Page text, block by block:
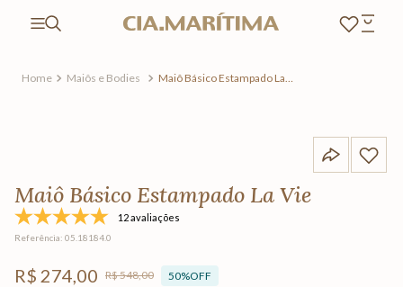
Maiôs e Bodies
Maiô Básico Estampado La
Maiô Básico Estampado La Vie
12 avaliações
Referência: 05.18184.0
R$ 274,00 R$548,00 50%OFF